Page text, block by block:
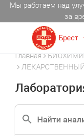
Мы работаем над
за
Брест
Главная